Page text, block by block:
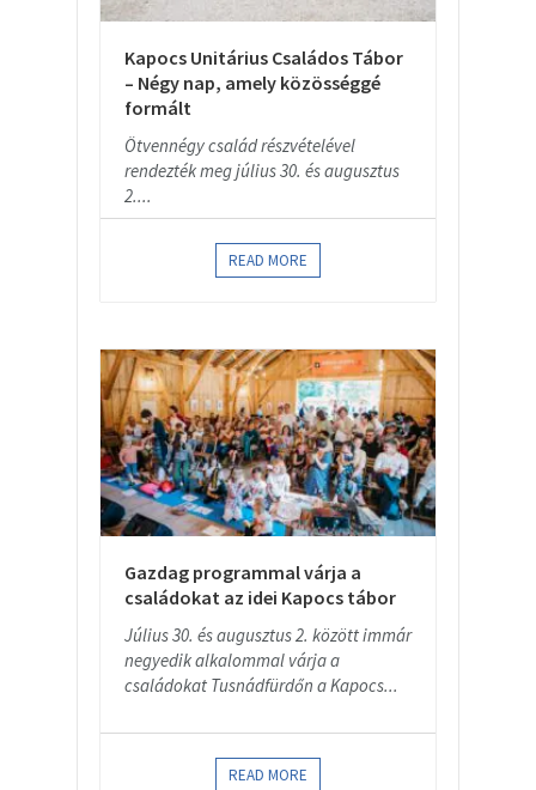
Kapocs Unitárius Családos Tábor
– Négy nap, amely közösséggé
formált
Ötvennégy család részvételével
rendezték meg július 30. és augusztus
2....
READ MORE
Gazdag programmal várja a
családokat az idei Kapocs tábor
Július 30. és augusztus 2. között immár
negyedik alkalommal várja a
családokat Tusnádfürdőn a Kapocs...
READ MORE